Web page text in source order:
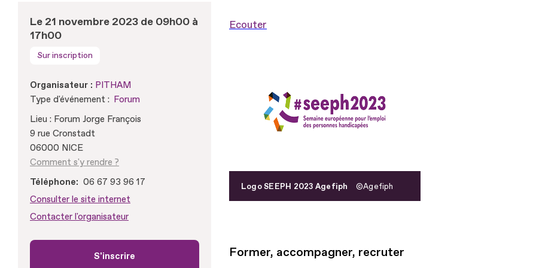
Le 21 novembre 2023 de 09h00 à
17h00
Sur inscription
Organisateur : PITHAM
Type d'événement : Forum
Lieu : Forum Jorge François
9 rue Cronstadt
06000 NICE
Comment s'y rendre ?
Téléphone
06 67 93 96 17
Consulter le site internet
Contacter l'organisateur
S'inscrire
Ecouter
Logo SEEPH 2023 Agefiph Agefiph
Former, accompagner, recruter